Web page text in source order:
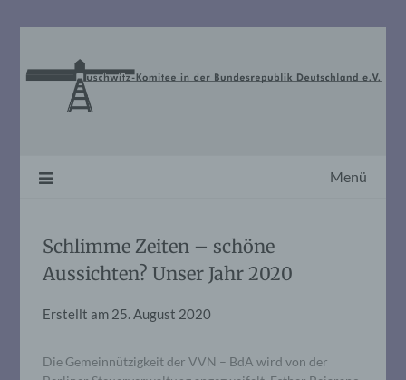
Menü
Schlimme Zeiten – schöne
Aussichten? Unser Jahr 2020
Erstellt am 25. August 2020
Die Gemeinnützigkeit der VVN – BdA wird von der